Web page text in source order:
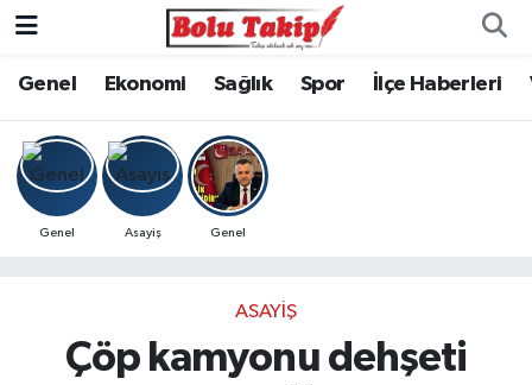
Genel Ekonomi Sağlık Spor İlçe Haberleri
Genel Asayiş Genel
ASAYIŞ
Çöp kamyonu dehşeti